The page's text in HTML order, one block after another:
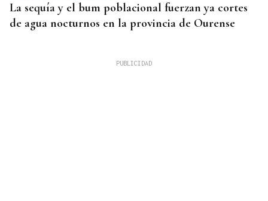
La sequía y el bum poblacional fuerzan ya cortes
de agua nocturnos en la provincia de Ourense